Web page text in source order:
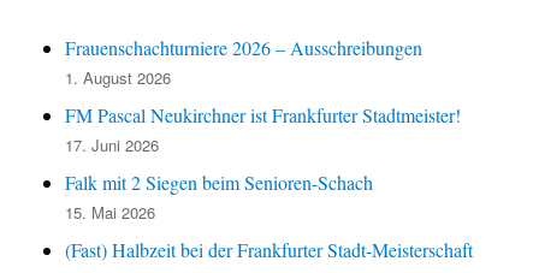
Frauenschachturniere 2026 – Ausschreibungen
1. August 2026
FM Pascal Neukirchner ist Frankfurter Stadtmeister!
17. Juni 2026
Falk mit 2 Siegen beim Senioren-Schach
15. Mai 2026
(Fast) Halbzeit bei der Frankfurter Stadt-Meisterschaft